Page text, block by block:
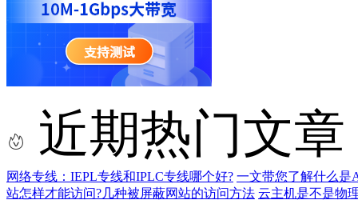
近期热门文章
网络专线：IEPL专线和IPLC专线哪个好? 一文带您了解什么是
站怎样才能访问?几种被屏蔽网站的访问方法 云主机是不是物